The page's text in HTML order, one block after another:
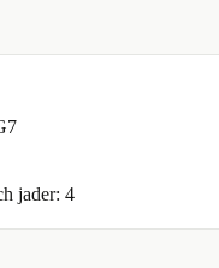
jader: 4